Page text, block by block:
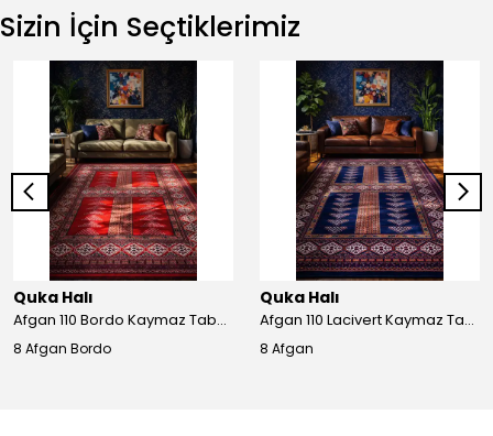
Sizin İçin Seçtiklerimiz
Quka Halı
Afgan 110 Bordo Kaymaz Tabanlı Yıkanabilir Afgan Halısı
8 Afgan Bordo
Quka Halı
Afgan 110 Lacivert Kaymaz Tabanlı Yıkanabilir Afgan Halısı
8 Afgan